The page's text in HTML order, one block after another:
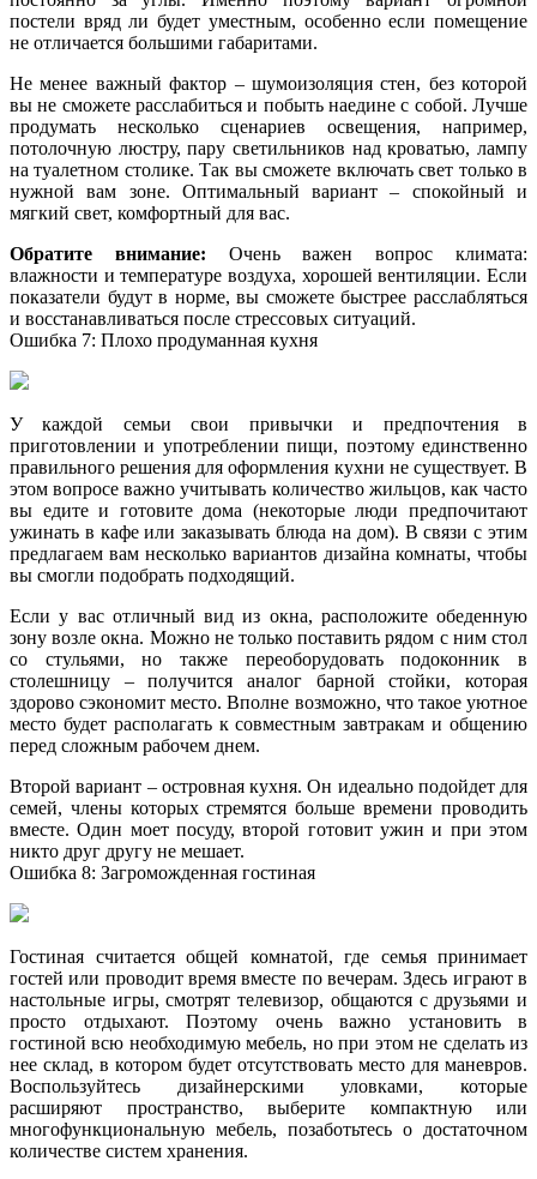
постели вряд ли будет уместным, особенно если помещение
не отличается большими габаритами.
Не менее важный фактор – шумоизоляция стен, без которой
вы не сможете расслабиться и побыть наедине с собой. Лучше
продумать несколько сценариев освещения, например,
потолочную люстру, пару светильников над кроватью, лампу
на туалетном столике. Так вы сможете включать свет только в
нужной вам зоне. Оптимальный вариант – спокойный и
мягкий свет, комфортный для вас.
Обратите внимание: Очень важен вопрос климата:
влажности и температуре воздуха, хорошей вентиляции. Если
показатели будут в норме, вы сможете быстрее расслабляться
и восстанавливаться после стрессовых ситуаций.
Ошибка 7: Плохо продуманная кухня
У каждой семьи свои привычки и предпочтения в
приготовлении и употреблении пищи, поэтому единственно
правильного решения для оформления кухни не существует. В
этом вопросе важно учитывать количество жильцов, как часто
вы едите и готовите дома (некоторые люди предпочитают
ужинать в кафе или заказывать блюда на дом). В связи с этим
предлагаем вам несколько вариантов дизайна комнаты, чтобы
вы смогли подобрать подходящий.
Если у вас отличный вид из окна, расположите обеденную
зону возле окна. Можно не только поставить рядом с ним стол
со стульями, но также переоборудовать подоконник в
столешницу – получится аналог барной стойки, которая
здорово сэкономит место. Вполне возможно, что такое уютное
место будет располагать к совместным завтракам и общению
перед сложным рабочем днем.
Второй вариант – островная кухня. Он идеально подойдет для
семей, члены которых стремятся больше времени проводить
вместе. Один моет посуду, второй готовит ужин и при этом
никто друг другу не мешает.
Ошибка 8: Загроможденная гостиная
Гостиная считается общей комнатой, где семья принимает
гостей или проводит время вместе по вечерам. Здесь играют в
настольные игры, смотрят телевизор, общаются с друзьями и
просто отдыхают. Поэтому очень важно установить в
гостиной всю необходимую мебель, но при этом не сделать из
нее склад, в котором будет отсутствовать место для маневров.
Воспользуйтесь дизайнерскими уловками, которые
расширяют пространство, выберите компактную или
многофункциональную мебель, позаботьтесь о достаточном
количестве систем хранения.